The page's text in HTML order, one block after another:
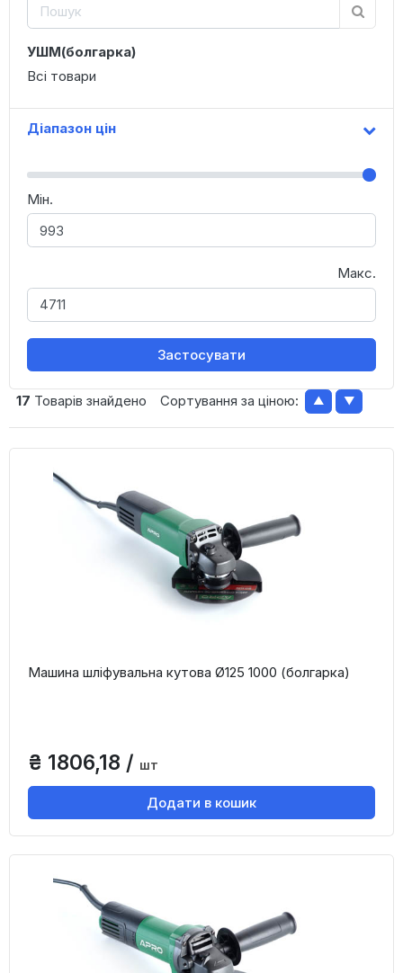
УШМ(болгарка)
Всі товари
Діапазон цін
Мін.
Макс.
Застосувати
17 Товарів знайдено Сортування за ціною: ▲ ▼
Машина шліфувальна кутова Ø125 1000 (болгарка)
₴ 1806,18 / шт
Додати в кошик